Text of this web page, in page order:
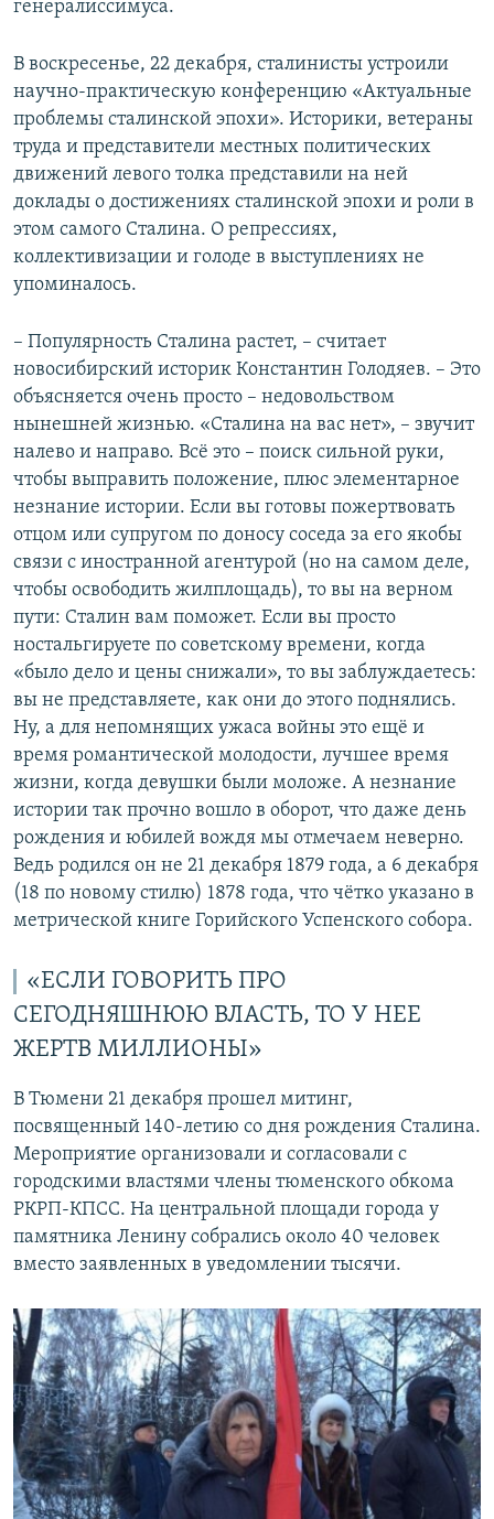
генералиссимуса.
В воскресенье, 22 декабря, сталинисты устроили
научно-практическую конференцию «Актуальные
проблемы сталинской эпохи». Историки, ветераны
труда и представители местных политических
движений левого толка представили на ней
доклады о достижениях сталинской эпохи и роли в
этом самого Сталина. О репрессиях,
коллективизации и голоде в выступлениях не
упоминалось.
– Популярность Сталина растет, – считает
новосибирский историк Константин Голодяев. – Это
объясняется очень просто – недовольством
нынешней жизнью. «Сталина на вас нет», – звучит
налево и направо. Всё это – поиск сильной руки,
чтобы выправить положение, плюс элементарное
незнание истории. Если вы готовы пожертвовать
отцом или супругом по доносу соседа за его якобы
связи с иностранной агентурой (но на самом деле,
чтобы освободить жилплощадь), то вы на верном
пути: Сталин вам поможет. Если вы просто
ностальгируете по советскому времени, когда
«было дело и цены снижали», то вы заблуждаетесь:
вы не представляете, как они до этого поднялись.
Ну, а для непомнящих ужаса войны это ещё и
время романтической молодости, лучшее время
жизни, когда девушки были моложе. А незнание
истории так прочно вошло в оборот, что даже день
рождения и юбилей вождя мы отмечаем неверно.
Ведь родился он не 21 декабря 1879 года, а 6 декабря
(18 по новому стилю) 1878 года, что чётко указано в
метрической книге Горийского Успенского собора.
«ЕСЛИ ГОВОРИТЬ ПРО
СЕГОДНЯШНЮЮ ВЛАСТЬ, ТО У НЕЕ
ЖЕРТВ МИЛЛИОНЫ»
В Тюмени 21 декабря прошел митинг,
посвященный 140-летию со дня рождения Сталина.
Мероприятие организовали и согласовали с
городскими властями члены тюменского обкома
РКРП-КПСС. На центральной площади города у
памятника Ленину собрались около 40 человек
вместо заявленных в уведомлении тысячи.